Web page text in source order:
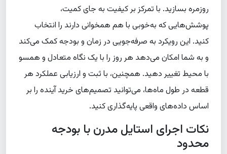
روزمره بسازید. با تمرکز بر کیفیت به جای کمیت،
پوشش‌هایی که به‌خوبی با هم همخوانی دارند را انتخاب
کنید. این رویکرد به صرفه‌جویی در زمان و بودجه کمک می‌کند
و به شما امکان می‌دهد هر روز را با یک نگاه متعادل و همسو
با محیط تغییر دهید. همچنین، با ثبت و ارزیابی عملکرد هر
قطعه در طول ماه‌ها، می‌توانید تصمیم‌های خرید آینده را بر
اساس داده‌های واقعی پایه‌گذاری کنید.
نکات اجرای استایل مدرن با بودجه
محدود